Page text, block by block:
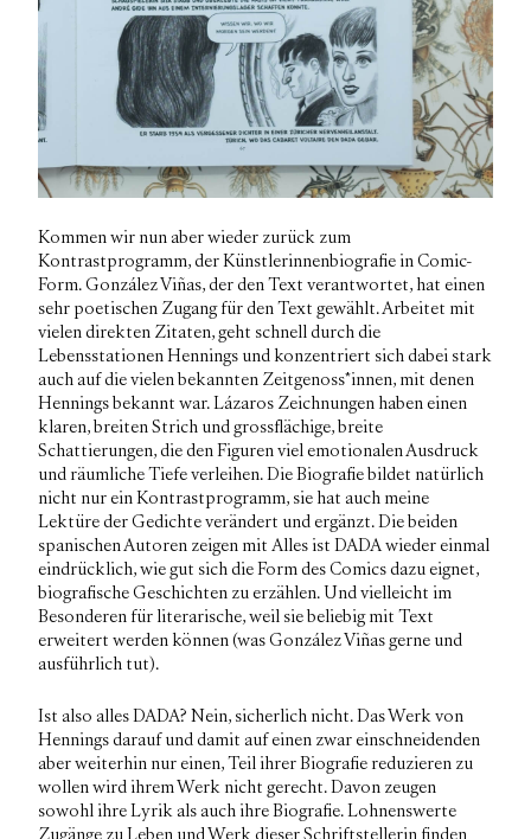
Kommen wir nun aber wieder zurück zum
Kontrastprogramm, der Künstlerinnenbiografie in Comic-
Form. González Viñas, der den Text verantwortet, hat einen
sehr poetischen Zugang für den Text gewählt. Arbeitet mit
vielen direkten Zitaten, geht schnell durch die
Lebensstationen Hennings und konzentriert sich dabei stark
auch auf die vielen bekannten Zeitgenoss*innen, mit denen
Hennings bekannt war. Lázaros Zeichnungen haben einen
klaren, breiten Strich und grossflächige, breite
Schattierungen, die den Figuren viel emotionalen Ausdruck
und räumliche Tiefe verleihen. Die Biografie bildet natürlich
nicht nur ein Kontrastprogramm, sie hat auch meine
Lektüre der Gedichte verändert und ergänzt. Die beiden
spanischen Autoren zeigen mit Alles ist DADA wieder einmal
eindrücklich, wie gut sich die Form des Comics dazu eignet,
biografische Geschichten zu erzählen. Und vielleicht im
Besonderen für literarische, weil sie beliebig mit Text
erweitert werden können (was González Viñas gerne und
ausführlich tut).
Ist also alles DADA? Nein, sicherlich nicht. Das Werk von
Hennings darauf und damit auf einen zwar einschneidenden
aber weiterhin nur einen, Teil ihrer Biografie reduzieren zu
wollen wird ihrem Werk nicht gerecht. Davon zeugen
sowohl ihre Lyrik als auch ihre Biografie. Lohnenswerte
Zugänge zu Leben und Werk dieser Schriftstellerin finden